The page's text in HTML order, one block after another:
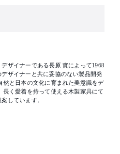
ザイナーである長原 實によって1968
ザイナーと共に妥協のない製品開発
然と日本の文化に育まれた美意識をデ
く愛着を持って使える木製家具にて
しています。